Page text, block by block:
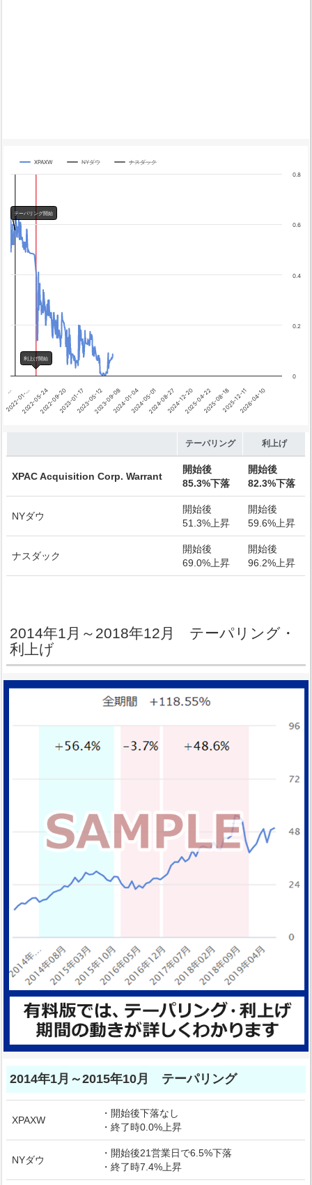
Chart
The chart has 1 X axis displaying categories.
The chart has 4 Y axes displaying yA0, yA1, yA2, and yA3.
Chart annotations summary
テーパリング開始
利上げ開始
テーパリング開始
利上げ開始
XPAXW NYダウ ナスダック
…
2022-01-…2022-05-242022-09-202023-01-172023-05-122023-09-082024-01-042024-05-012024-08-272024-12-202025-04-222025-08-182025-12-112026-04-10
0
0.2
0.4
0.6
0.8
テーパリング 利上げ
XPAC Acquisition Corp. Warrant
開始後
85.3%下落
開始後
82.3%下落
NYダウ
開始後
51.3%上昇
開始後
59.6%上昇
ナスダック
開始後
69.0%上昇
開始後
96.2%上昇
2014年1月～2018年12月 テーパリング・
利上げ
2014年1月～2015年10月 テーパリング
XPAXW
・開始後下落なし
・終了時0.0%上昇
NYダウ
・開始後21営業日で6.5%下落
・終了時7.4%上昇